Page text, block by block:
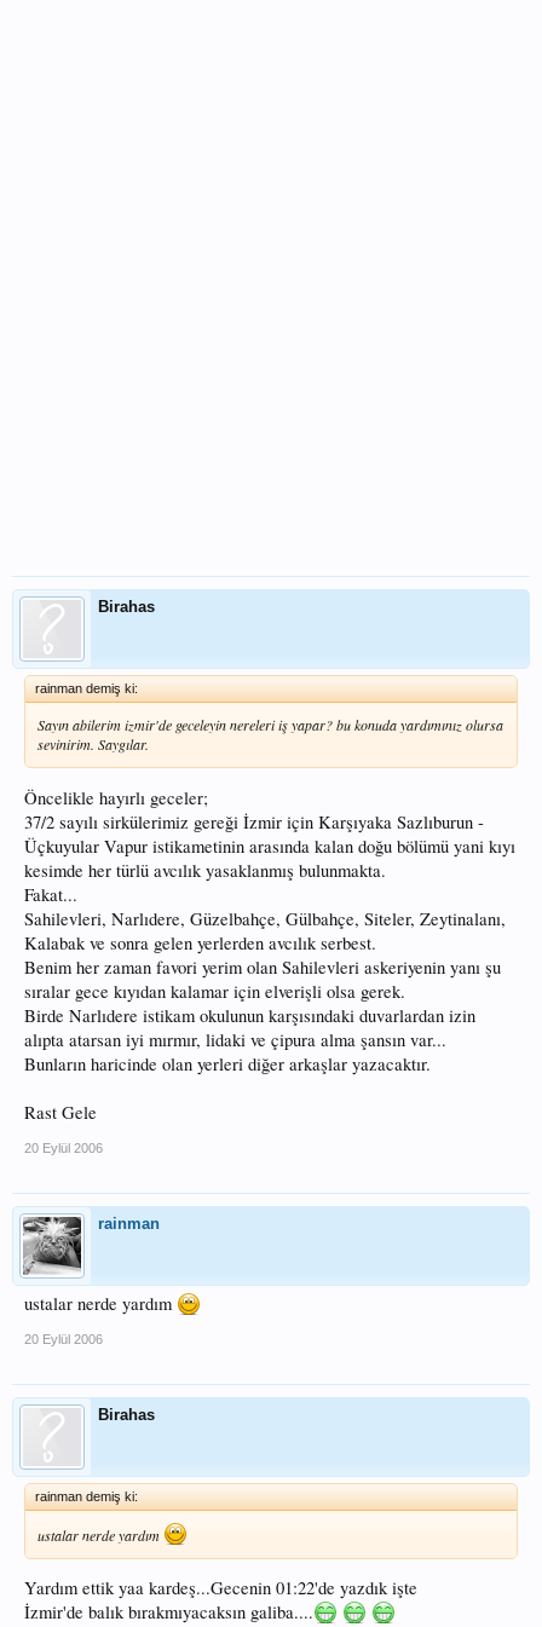
Birahas
rainman demiş ki:
Sayın abilerim izmir'de geceleyin nereleri iş yapar? bu konuda yardımınız olursa
sevinirim. Saygılar.
Öncelikle hayırlı geceler;
37/2 sayılı sirkülerimiz gereği İzmir için Karşıyaka Sazlıburun -
Üçkuyular Vapur istikametinin arasında kalan doğu bölümü yani kıyı
kesimde her türlü avcılık yasaklanmış bulunmakta.
Fakat...
Sahilevleri, Narlıdere, Güzelbahçe, Gülbahçe, Siteler, Zeytinalanı,
Kalabak ve sonra gelen yerlerden avcılık serbest.
Benim her zaman favori yerim olan Sahilevleri askeriyenin yanı şu
sıralar gece kıyıdan kalamar için elverişli olsa gerek.
Birde Narlıdere istikam okulunun karşısındaki duvarlardan izin
alıpta atarsan iyi mırmır, lidaki ve çipura alma şansın var...
Bunların haricinde olan yerleri diğer arkaşlar yazacaktır.
Rast Gele
20 Eylül 2006
rainman
ustalar nerde yardım
20 Eylül 2006
Birahas
rainman demiş ki:
ustalar nerde yardım
Yardım ettik yaa kardeş...Gecenin 01:22'de yazdık işte
İzmir'de balık bırakmıyacaksın galiba....